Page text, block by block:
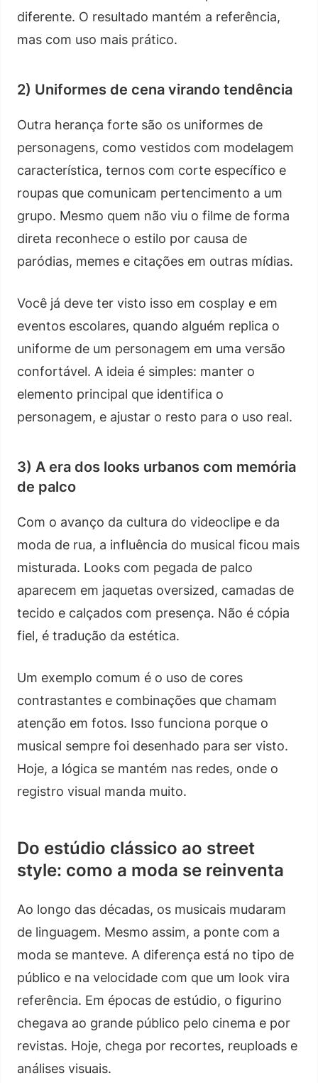
diferente. O resultado mantém a referência,
mas com uso mais prático.
2) Uniformes de cena virando tendência
Outra herança forte são os uniformes de
personagens, como vestidos com modelagem
característica, ternos com corte específico e
roupas que comunicam pertencimento a um
grupo. Mesmo quem não viu o filme de forma
direta reconhece o estilo por causa de
paródias, memes e citações em outras mídias.
Você já deve ter visto isso em cosplay e em
eventos escolares, quando alguém replica o
uniforme de um personagem em uma versão
confortável. A ideia é simples: manter o
elemento principal que identifica o
personagem, e ajustar o resto para o uso real.
3) A era dos looks urbanos com memória
de palco
Com o avanço da cultura do videoclipe e da
moda de rua, a influência do musical ficou mais
misturada. Looks com pegada de palco
aparecem em jaquetas oversized, camadas de
tecido e calçados com presença. Não é cópia
fiel, é tradução da estética.
Um exemplo comum é o uso de cores
contrastantes e combinações que chamam
atenção em fotos. Isso funciona porque o
musical sempre foi desenhado para ser visto.
Hoje, a lógica se mantém nas redes, onde o
registro visual manda muito.
Do estúdio clássico ao street
style: como a moda se reinventa
Ao longo das décadas, os musicais mudaram
de linguagem. Mesmo assim, a ponte com a
moda se manteve. A diferença está no tipo de
público e na velocidade com que um look vira
referência. Em épocas de estúdio, o figurino
chegava ao grande público pelo cinema e por
revistas. Hoje, chega por recortes, reuploads e
análises visuais.